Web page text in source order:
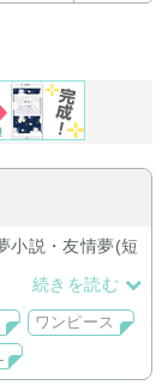
小説・友情夢(短
イト移行中で
インに、
他を連載中
続きを読む
ワンピース